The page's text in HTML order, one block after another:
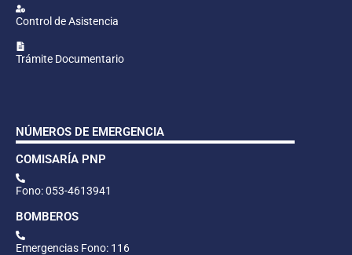
Control de Asistencia
Trámite Documentario
NÚMEROS DE EMERGENCIA
COMISARÍA PNP
Fono: 053-4613941
BOMBEROS
Emergencias Fono: 116